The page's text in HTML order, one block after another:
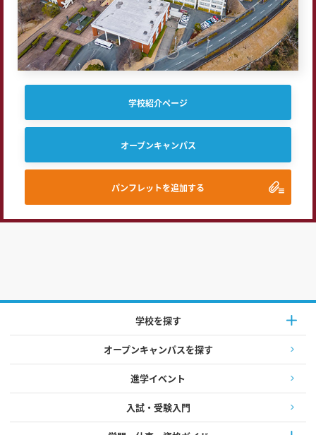
学校紹介ページ
オープンキャンパス
パンフレットを追加する
学校を探す
オープンキャンパスを探す
進学イベント
入試・受験入門